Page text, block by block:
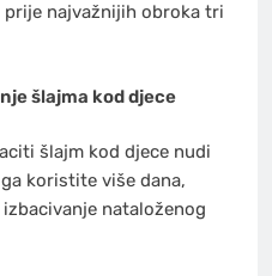
najvažnijih obroka tri
šlajma kod djece
šlajm kod djece nudi
koristite više dana,
nataloženog